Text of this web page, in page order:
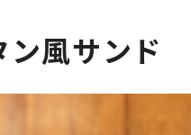
風サンド